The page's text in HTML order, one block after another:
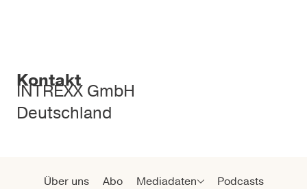
Kontakt
INTREXX GmbH
Deutschland
Über uns Abo Mediadaten Podcasts